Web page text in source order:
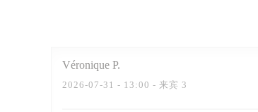
Véronique P
2026-07-31 - 13:00 - 来宾 3